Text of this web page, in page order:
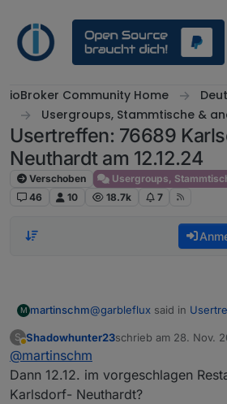
ioBroker Community Home
Usergroups, Stammtische &
Usertreffen: 76689
Neuthardt am 12.12.24
Verschoben
Usergroups,
46
10 18.7k 7
M martinschm@garbleflux said in
meinerseits auch recht . Ebenso kann ich
mich mit dem Gedanken
Hi,
S
Abwesend
Shadowhunter23schrieb am 28. Nov.
zuletzt editiert von
@martinschm
Dann 12.12. im vorgeschlagen
Karlsdorf- Neuthardt?